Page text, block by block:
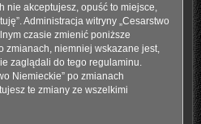
akceptujesz, opuść to miejsce,
Administracja witryny „Cesarstwo
czasie zmienić poniższe
zmianach, niemniej wskazane jest,
zaglądali do tego regulaminu.
Niemieckie” po zmianach
te zmiany ze wszelkimi